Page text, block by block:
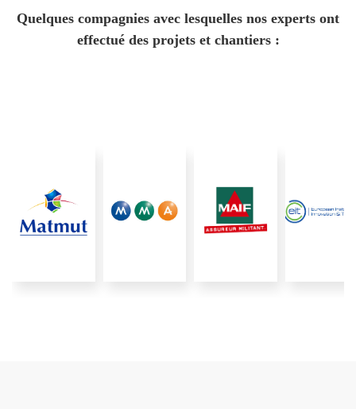
Quelques compagnies avec lesquelles nos experts ont
effectué des projets et chantiers :